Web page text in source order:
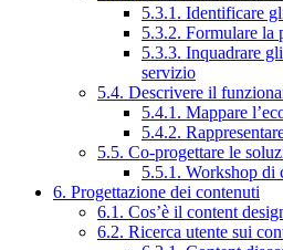
5.3.1. Identificare
5.3.2. Formulare la
5.3.3. Inquadrare
servizio
5.4. Descrivere il
5.4.1. Mappare
5.4.2.
5.5. Co-progettare le
5.5.1. Workshop di
6. Progettazione dei contenuti
6.1. Cos’è il content
6.2. Ricerca utente sui